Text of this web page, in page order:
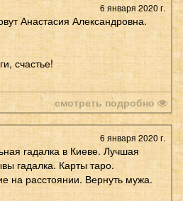
6 января 2020 г.
Анастасия Александровна.
счастье!
смотреть подробно
6 января 2020 г.
гадалка в Киеве. Лучшая
гадалка. Карты таро.
на расстоянии. Вернуть мужа.